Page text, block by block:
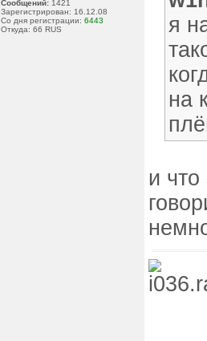
Сообщений: 1421
Зарегистрирован: 16.12.08
Со дня регистрации: 6443
Откуда: 66 RUS
я
на
и